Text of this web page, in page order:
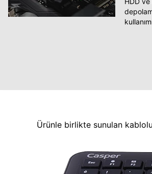
Ürünle birlikte sunulan